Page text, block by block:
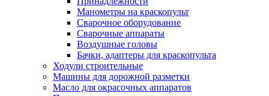
Манометры на краскопульт
Сварочное оборудование
Сварочные аппараты
Воздушные головы
Бачки, адаптеры для краскопульта
Ходули строительные
Машины для дорожной разметки
Масло для окрасочных аппаратов